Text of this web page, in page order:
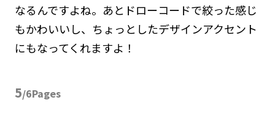
なるんですよね。あとドローコードで絞った感じ
もかわいいし、ちょっとしたデザインアクセント
にもなってくれますよ！
5/6Pages